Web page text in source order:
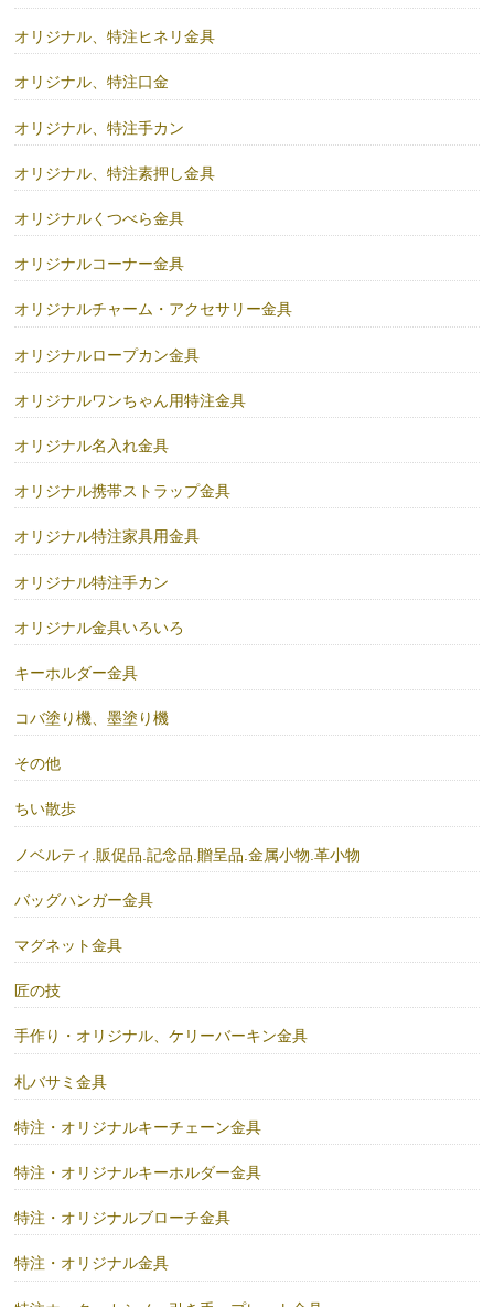
オリジナル、特注ヒネリ金具
オリジナル、特注口金
オリジナル、特注手カン
オリジナル、特注素押し金具
オリジナルくつべら金具
オリジナルコーナー金具
オリジナルチャーム・アクセサリー金具
オリジナルロープカン金具
オリジナルワンちゃん用特注金具
オリジナル名入れ金具
オリジナル携帯ストラップ金具
オリジナル特注家具用金具
オリジナル特注手カン
オリジナル金具いろいろ
キーホルダー金具
コバ塗り機、墨塗り機
その他
ちい散歩
ノベルティ.販促品.記念品.贈呈品.金属小物.革小物
バッグハンガー金具
マグネット金具
匠の技
手作り・オリジナル、ケリーバーキン金具
札バサミ金具
特注・オリジナルキーチェーン金具
特注・オリジナルキーホルダー金具
特注・オリジナルブローチ金具
特注・オリジナル金具